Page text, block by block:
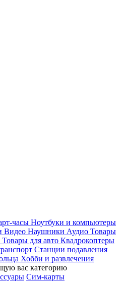
часы Ноутбуки и компьютеры
Видео Наушники Аудио Товары
Товары для авто Квадрокоптеры
Станции подавления
Хобби и развлечения
вас категорию
Сим-карты